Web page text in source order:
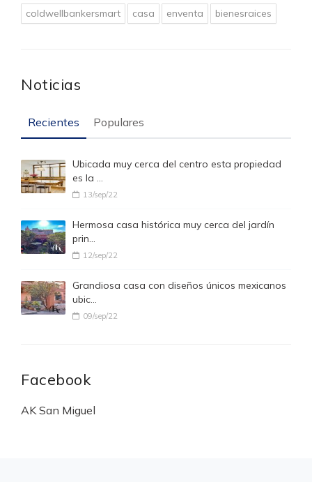
coldwellbankersmart
casa enventa bienesraices
Noticias
Recientes Populares
Ubicada muy cerca del centro esta propiedad
es la …
13/sep/22
Hermosa casa histórica muy cerca del jardín
prin…
12/sep/22
Grandiosa casa con diseños únicos mexicanos
ubic…
09/sep/22
Facebook
AK San Miguel